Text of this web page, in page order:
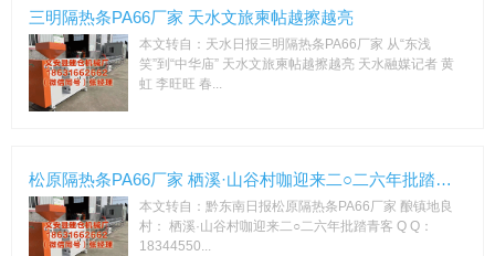
三明隔热条PA66厂家 天水文旅柬帖越擦越亮
本文转自：天水日报三明隔热条PA66厂家 从“东浅
笑”到“中华庙” 天水文旅柬帖越擦越亮 天水融媒记者 黄
虹 李旺旺 春...
松原隔热条PA66厂家 栖溪·山谷村咖迎来二○二六年批踏青客
本文转自：黔东南日报松原隔热条PA66厂家 酿镇地良
村： 栖溪·山谷村咖迎来二○二六年批踏青客 Q Q：
18344550...